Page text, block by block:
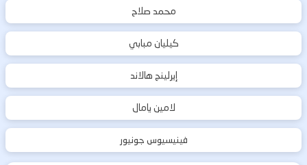
محمد صلاح
كيليان مبابي
إيرلينج هالاند
لامين يامال
فينيسيوس جونيور